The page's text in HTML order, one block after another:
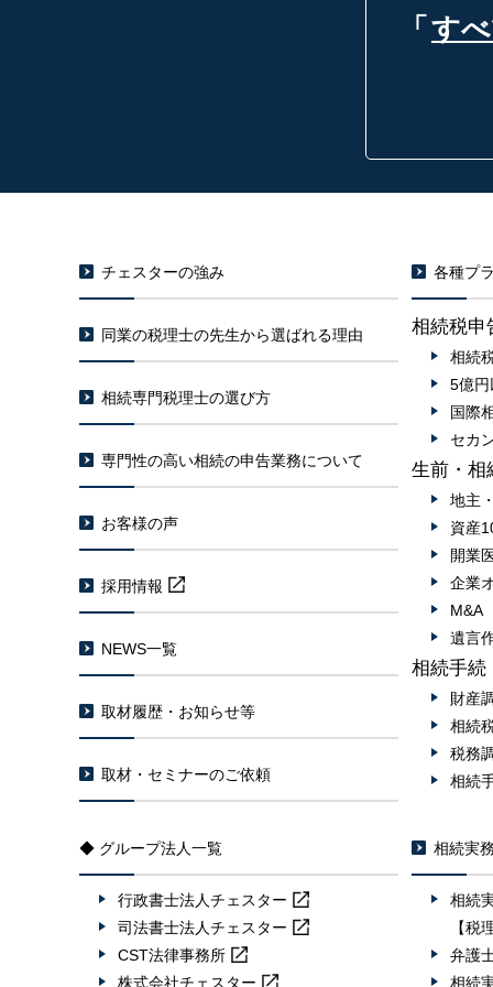
「 す
チェスターの強み
同業の税理士の先生から選ばれる理由
相続専門税理士の選び方
専門性の高い相続の申告業務について
お客様の声
採用情報
NEWS一覧
取材履歴・お知らせ等
取材・セミナーのご依頼
各種プ
相続税申
相続
5億
国際
セカ
生前・相
地主
資産
開業
企業
M&A
遺言
相続手続
財産
相続
税務
相続
◆ グループ法人一覧
行政書士法人チェスター
司法書士法人チェスター
CST法律事務所
株式会社チェスター
相続実
相続
【税
弁護
相続